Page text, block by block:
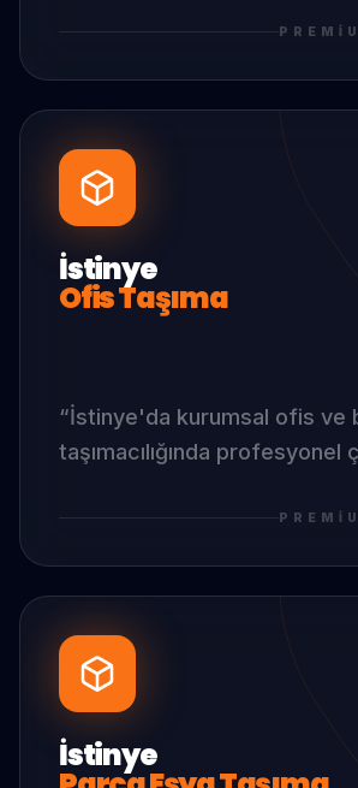
İstinye
Ofis Taşıma
“İstinye'da kurumsal ofis ve
taşımacılığında profesyonel
İstinye